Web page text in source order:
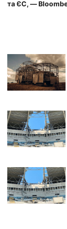
та ЄС, —